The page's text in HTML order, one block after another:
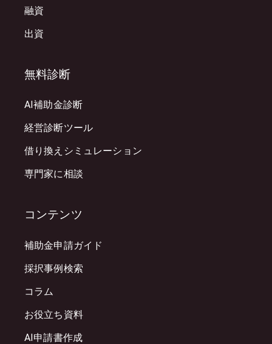
融資
出資
無料診断
AI補助金診断
経営診断ツール
借り換えシミュレーション
専門家に相談
コンテンツ
補助金申請ガイド
採択事例検索
コラム
お役立ち資料
AI申請書作成